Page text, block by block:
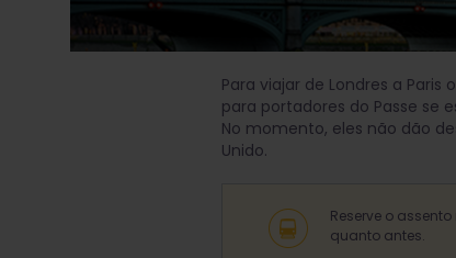
Para viajar de Londres a
para portadores do Passe se
No momento, eles não dão
Unido.
Reserve o
quanto antes.